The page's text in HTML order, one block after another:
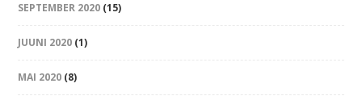
SEPTEMBER 2020 (15)
JUUNI 2020 (1)
MAI 2020 (8)